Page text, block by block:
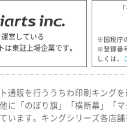
営している
東証上場企業です。
※国税庁
※登録番
しくは、
通販を行ううちわ印刷キング
に「のぼり旗」「横断幕」「
います。キングシリーズ各店舗